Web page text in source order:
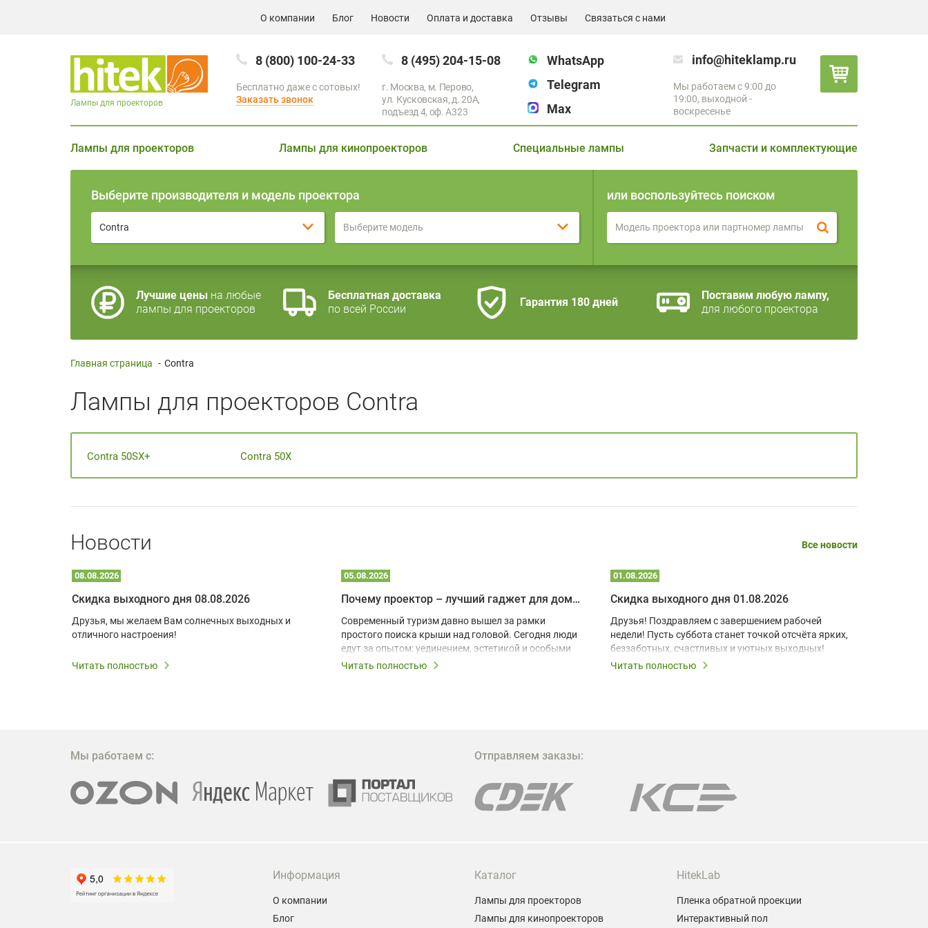
О компании Блог Новости Оплата и доставка Отзывы Связаться с нами
8 (800) 100-24-33
Бесплатно даже с сотовых!
Заказать звонок
8 (495) 204-15-08
г. Москва, м. Перово,
ул. Кусковская, д. 20А,
подъезд 4, оф. A323
WhatsApp
Telegram
Max
info@hiteklamp.ru
Мы работаем с 9:00 до
19:00, выходной -
воскресенье
Лампы для проекторов
Лампы для проекторов Лампы для кинопроекторов Специальные лампы Запчасти и комплектующие
Выберите производителя и модель проектора
Contra Выберите модель
или воспользуйтесь поиском
Лучшие цены на любые
лампы для проекторов
Бесплатная доставка
по всей России
Гарантия 180 дней
Поставим любую лампу,
для любого проектора
Главная страница - Contra
Лампы для проекторов Contra
Contra 50SX+ Contra 50X
Новости Все новости
08.08.2026
Скидка выходного дня 08.08.2026
Друзья, мы желаем Вам солнечных выходных и
отличного настроения!
Читать полностью
05.08.2026
Почему проектор – лучший гаджет для домика в глэмпинге
Современный туризм давно вышел за рамки
простого поиска крыши над головой. Сегодня люди
едут за опытом: уединением, эстетикой и особыми
ощущениями. Владельцы A-frame домов,
эффективных и бюджетных способов стать
проектора.
Читать полностью
01.08.2026
Скидка выходного дня 01.08.2026
Друзья! Поздравляем с завершением рабочей
недели! Пусть суббота станет точкой отсчёта ярких,
беззаботных, счастливых и уютных выходных!
Читать полностью
Мы работаем с: Отправляем заказы:
Информация
О компании
Блог
Каталог
Лампы для проекторов
Лампы для кинопроекторов
HitekLab
Пленка обратной проекции
Интерактивный пол